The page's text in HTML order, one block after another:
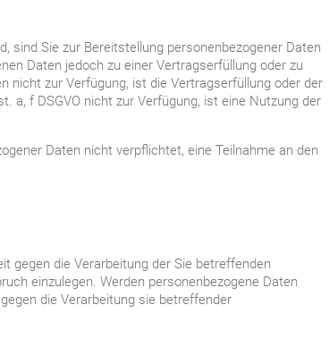
sind Sie zur Bereitstellung personenbezogener Daten
Daten jedoch zu einer Vertragserfüllung oder zu
nicht zur Verfügung, ist die Vertragserfüllung oder der
a, f DSGVO nicht zur Verfügung, ist eine Nutzung der
Daten nicht verpflichtet, eine Teilnahme an den
gegen die Verarbeitung der Sie betreffenden
einzulegen. Werden personenbezogene Daten
die Verarbeitung sie betreffender